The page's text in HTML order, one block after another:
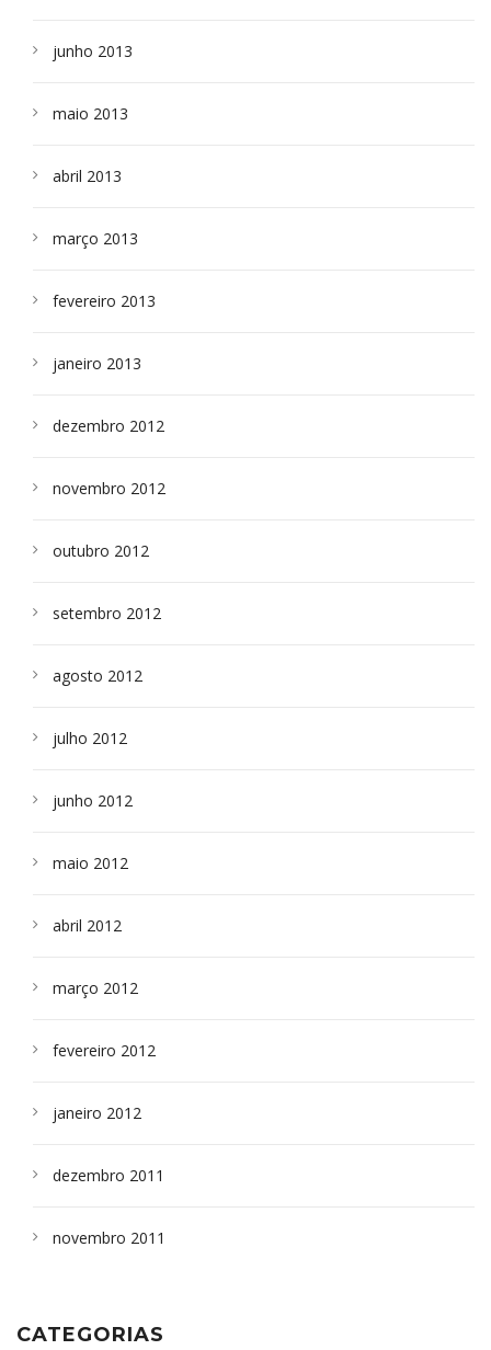
junho 2013
maio 2013
abril 2013
março 2013
fevereiro 2013
janeiro 2013
dezembro 2012
novembro 2012
outubro 2012
setembro 2012
agosto 2012
julho 2012
junho 2012
maio 2012
abril 2012
março 2012
fevereiro 2012
janeiro 2012
dezembro 2011
novembro 2011
CATEGORIAS